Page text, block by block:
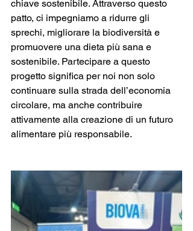
chiave sostenibile. Attraverso questo
patto, ci impegniamo a ridurre gli
sprechi, migliorare la biodiversità e
promuovere una dieta più sana e
sostenibile. Partecipare a questo
progetto significa per noi non solo
continuare sulla strada dell’economia
circolare, ma anche contribuire
attivamente alla creazione di un futuro
alimentare più responsabile​.